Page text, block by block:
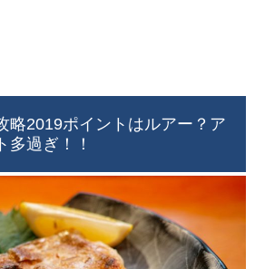
略2019ポイントはルアー？ア
多過ぎ！！